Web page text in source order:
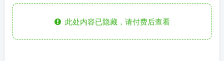
此处内容已隐藏，请付费后查看